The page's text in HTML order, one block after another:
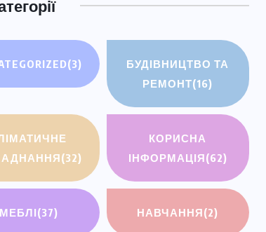
(3)
БУДІВНИЦТВО ТА
РЕМОНТ(16)
(32)
КОРИСНА
ІНФОРМАЦІЯ(62)
МЕБЛІ(37) НАВЧАННЯ(2)